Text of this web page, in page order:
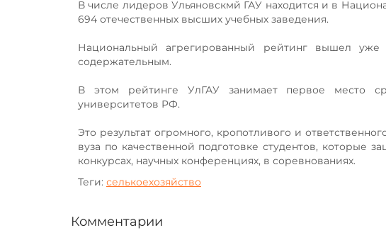
В числе лидеров Ульяновскмй ГАУ находится и в
694 отечественных высших учебных заведения.
Национальный агрегированный рейтинг вышел
содержательным.
В этом рейтинге УлГАУ занимает первое место
университетов РФ.
Это результат огромного, кропотливого и
вуза по качественной подготовке студентов, которые
конкурсах, научных конференциях, в соревнованиях.
Теги: селькоехозяйство
Комментарии